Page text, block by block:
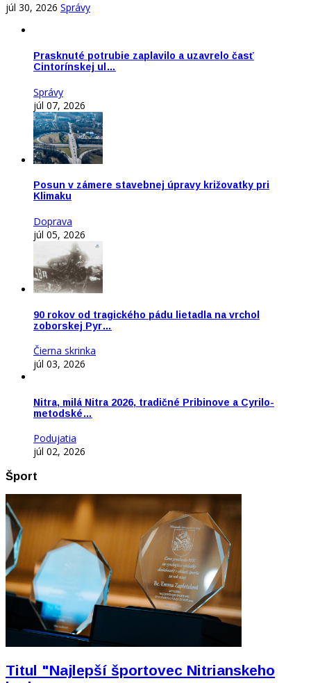
júl 30, 2026 Správy
Prasknuté potrubie zaplavilo a uzavrelo časť
Cintorínskej ul…
Správy
júl 07, 2026
Posun v zámere stavebnej úpravy križovatky pri
Klimaku
Doprava
júl 05, 2026
90 rokov od tragického pádu lietadla na vrchol
zoborskej Pyr…
Čierna skrinka
júl 03, 2026
Nitra, milá Nitra 2026, tradičné Pribinove a Cyrilo-
metodské…
Podujatia
júl 02, 2026
Šport
Titul "Najlepší športovec Nitrianskeho